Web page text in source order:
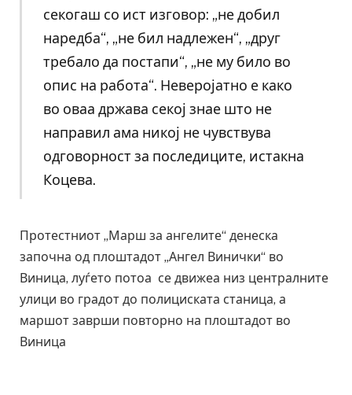
секогаш со ист изговор: „не добил
наредба“, „не бил надлежен“, „друг
требало да постапи“, „не му било во
опис на работа“. Неверојатно е како
во оваа држава секој знае што не
направил ама никој не чувствува
одговорност за последиците, истакна
Коцева.
Протестниот „Марш за ангелите“ денеска
започна од плоштадот „Ангел Винички“ во
Виница, луѓето потоа се движеа низ централните
улици во градот до полициската станица, а
маршот заврши повторно на плоштадот во
Виница